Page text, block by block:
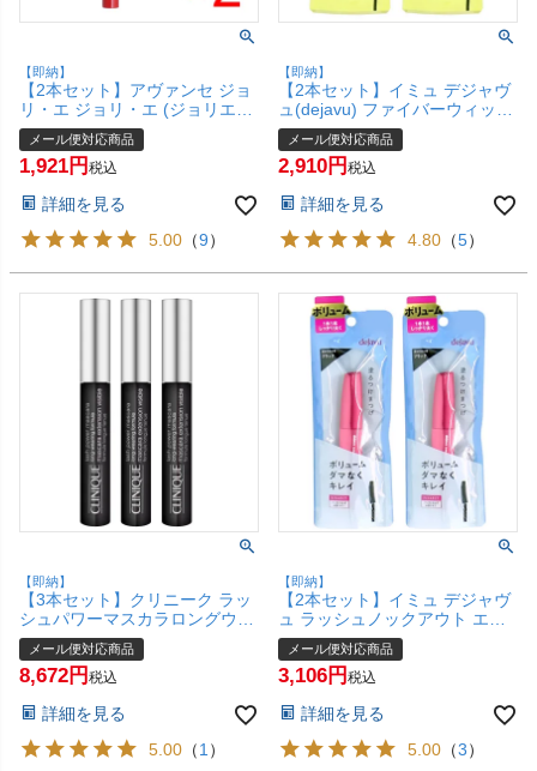
【即納】
【2本セット】アヴァンセ ジョ
リ・エ ジョリ・エ (ジョリエジ
ョリエ) リキッドアイライナー
ブラック【AVANCE】【メール
便対応商品】【SBT】
メール便対応商品
1,921 税込
詳細を見る
5.00 （9）
【即納】
【2本セット】イミュ デジャヴ
ュ(dejavu) ファイバーウィッグ
ウルトラロング E1 ブラック
【マスカラ】【メール便対応商
品】【SBT】(6039219-set2)
メール便対応商品
2,910 税込
詳細を見る
4.80 （5）
【即納】
【3本セット】クリニーク ラッ
シュパワーマスカラロングウェ
アリングフォーミュラ #01ブラ
ックオニキス×3本【メール便対
応商品】【SBT】(6001699-
メール便対応商品
8,672 税込
詳細を見る
5.00 （1）
【即納】
【2本セット】イミュ デジャヴ
ュ ラッシュノックアウト エク
ストラボリューム E ブラック
【dejavu】【マスカラ】【メー
ル便対応商品】【SBT】
メール便対応商品
3,106 税込
詳細を見る
5.00 （3）